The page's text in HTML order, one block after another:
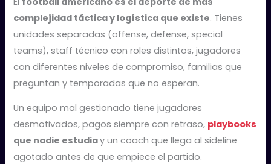
complejidad táctica y logística que existe. Tienes
unidades separadas (offense, defense, special
teams), staff técnico con roles distintos, jugadores
con diferentes niveles de compromiso, familias que
preguntan y temporadas que no esperan.
Un equipo mal gestionado tiene jugadores
desmotivados, pagos siempre con retraso, playbooks
que nadie estudiay un coach que llega al sideline
agotado antes de que empiece el partido.